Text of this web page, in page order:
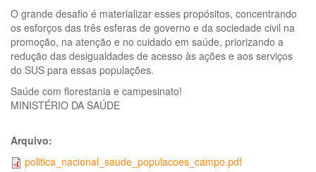
O grande desafio é materializar esses propósitos, concentrando
os esforços das três esferas de governo e da sociedade civil na
promoção, na atenção e no cuidado em saúde, priorizando a
redução das desigualdades de acesso às ações e aos serviços
do SUS para essas populações.
Saúde com florestania e campesinato!
MINISTÉRIO DA SAÚDE
Arquivo:
politica_nacional_saude_populacoes_campo.pdf